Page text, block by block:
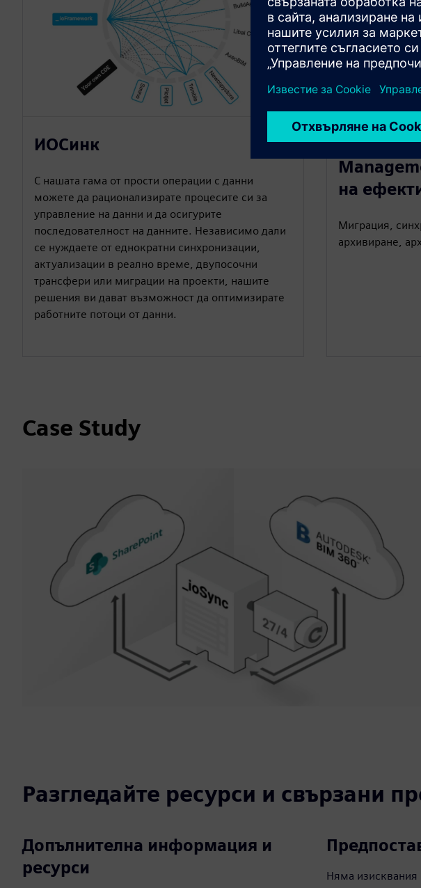
ИОСинк
С нашата гама от прости операции с данни
можете да рационализирате процесите си за
управление на данни и да осигурите
последователност на данните. Независимо дали
се нуждаете от еднократни синхронизации,
актуализации в реално време, двупосочни
трансфери или миграции на проекти, нашите
решения ви дават възможност да оптимизирате
работните потоци от данни.
на
Миграция,
архивиране,
Case Study
Разгледайте ресурси и свързани
Допълнителна информация и
ресурси
Няма изисквания